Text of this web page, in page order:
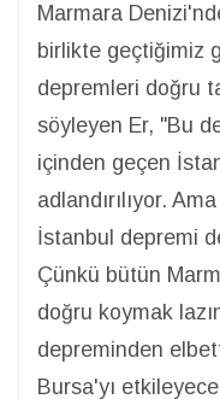
Marmara
birlikte geçtiğimiz
depremleri doğru
söyleyen Er, "Bu
içinden geçen
adlandırılıyor.
İstanbul depremi
Çünkü bütün
doğru koymak
depreminden
Bursa'yı